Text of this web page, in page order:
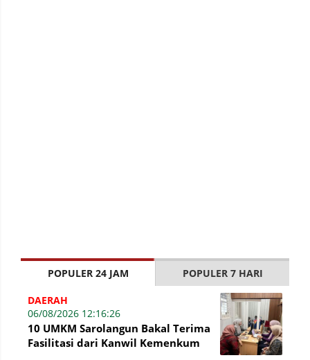
POPULER 24 JAM POPULER 7 HARI
DAERAH
06/08/2026 12:16:26
10 UMKM Sarolangun Bakal Terima
Fasilitasi dari Kanwil Kemenkum